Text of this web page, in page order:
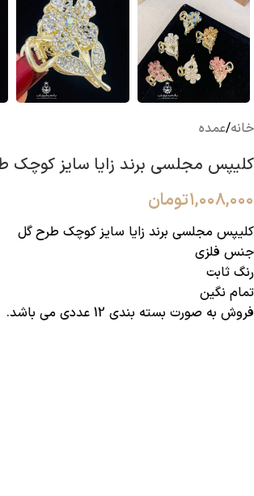
خانه/عمده
کلیپس مجلسی برند زایا سایز کوچک
۱,۰۰۸,۰۰۰تومان
کلیپس مجلسی برند زایا سایز کوچک طرح گل
جنس فلزی
رنگ ثابت
تمام نگین
فروش به صورت بسته بندی 12 عددی می باشد.